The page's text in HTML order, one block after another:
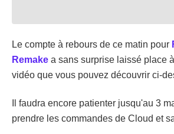
Le compte à rebours de ce matin pour
Remake a sans surprise laissé place
vidéo que vous pouvez découvrir ci-
Il faudra encore patienter jusqu'au 3
prendre les commandes de Cloud et